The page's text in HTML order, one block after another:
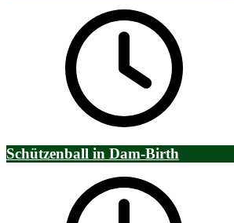
Schützenball in Dam-Birth